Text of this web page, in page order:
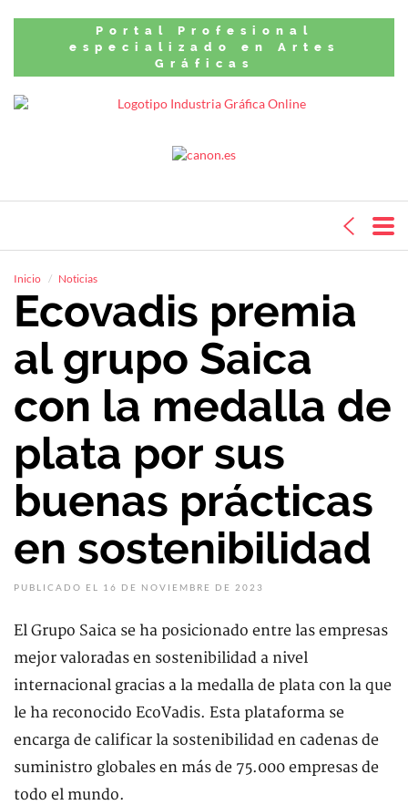
Portal Profesional
especializado en Artes
Gráficas
Inicio Noticias
Ecovadis premia
al grupo Saica
con la medalla de
plata por sus
buenas prácticas
en sostenibilidad
PUBLICADO EL 16 DE NOVIEMBRE DE 2023
El Grupo Saica se ha posicionado entre las empresas
mejor valoradas en sostenibilidad a nivel
internacional gracias a la medalla de plata con la que
le ha reconocido EcoVadis. Esta plataforma se
encarga de calificar la sostenibilidad en cadenas de
suministro globales en más de 75.000 empresas de
todo el mundo.